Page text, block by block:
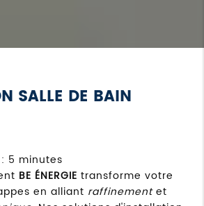
SALLE DE BAIN
5 minutes
BE ÉNERGIE transforme votre
en alliant raffinementet